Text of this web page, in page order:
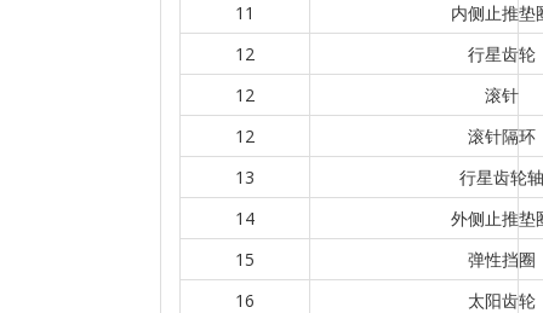
11
内侧止推垫
12
行星齿轮
12
滚针
12
滚针隔环
13
行星齿轮轴
14
外侧止推垫
15
弹性挡圈
16
太阳齿轮